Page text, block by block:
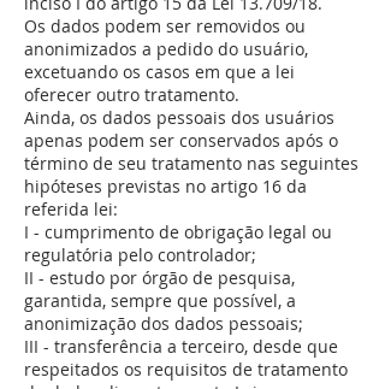
Os dados podem ser removidos ou
anonimizados a pedido do usuário,
excetuando os casos em que a lei
oferecer outro tratamento.
Ainda, os dados pessoais dos usuários
apenas podem ser conservados após o
término de seu tratamento nas seguintes
hipóteses previstas no artigo 16 da
referida lei:
I - cumprimento de obrigação legal ou
regulatória pelo controlador;
II - estudo por órgão de pesquisa,
garantida, sempre que possível, a
anonimização dos dados pessoais;
III - transferência a terceiro, desde que
respeitados os requisitos de tratamento